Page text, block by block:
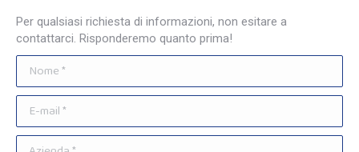
Per qualsiasi richiesta di informazioni, non esitare a
contattarci. Risponderemo quanto prima!
E-mail *
Azienda *